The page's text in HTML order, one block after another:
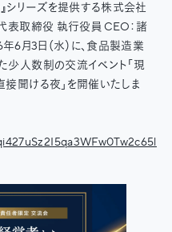
シリーズを提供する株式会社
表取締役 執行役員 CEO：諸
年6月3日（水）に、食品製造業
少人数制の交流イベント「現
聞ける夜」を開催いたしま